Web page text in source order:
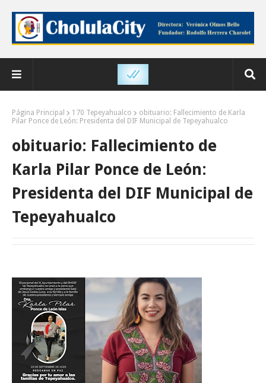
Página Principal 170 Tepeyahualco
obituario: Fallecimiento de Karla
Pilar Ponce de León: Presidenta del DIF Municipal de Tepeyahualco
obituario: Fallecimiento de
Karla Pilar Ponce de León:
Presidenta del DIF Municipal de
Tepeyahualco